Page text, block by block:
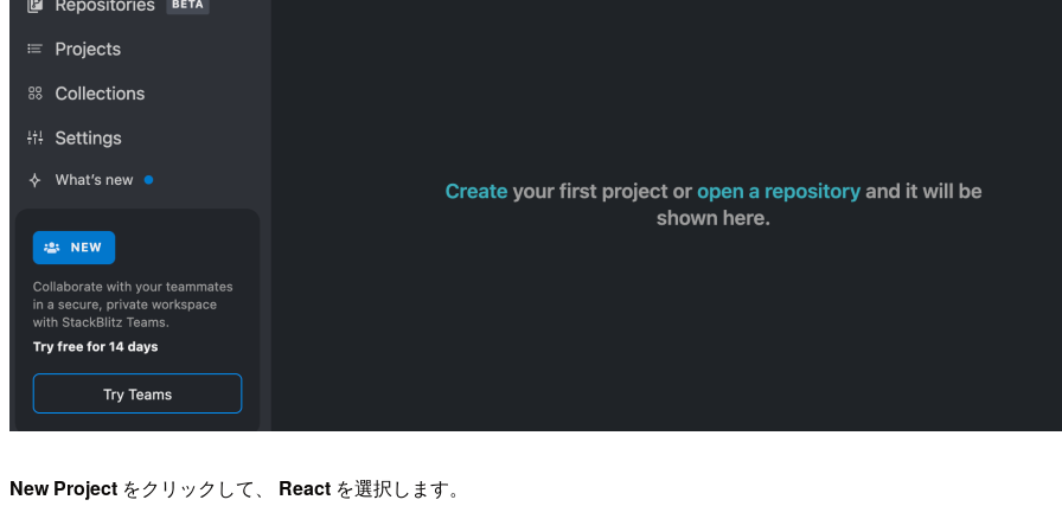
New Project をクリックして、 React を選択します。